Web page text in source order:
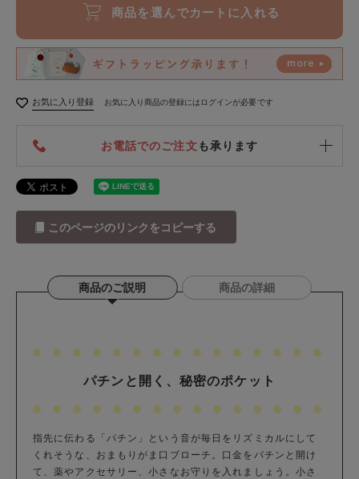
商品を選んでカートに入れる
お気に入り登録 お気に入り商品の登録にはログインが必要です
お電話でのご注文も承ります
このページのリンクをコピーする
商品のご説明 商品の詳細
パチンと開く、秘密のポケット
指先に伝わる「パチン」という音が毎日をリズミカルにして
くれそうな、おまもりがま口ブローチ。口金をパチンと開け
て、薬やアクセサリー、小さなお守りを入れましょう。小さ